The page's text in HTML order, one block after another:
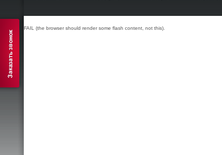
FAIL (the browser should render some flash content, not this).